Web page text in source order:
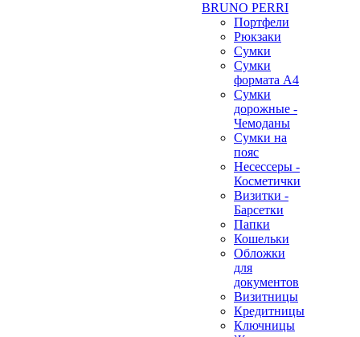
BRUNO PERRI
Портфели
Рюкзаки
Сумки
Сумки
формата А4
Сумки
дорожные -
Чемоданы
Сумки на
пояс
Несессеры -
Косметички
Визитки -
Барсетки
Папки
Кошельки
Обложки
для
документов
Визитницы
Кредитницы
Ключницы